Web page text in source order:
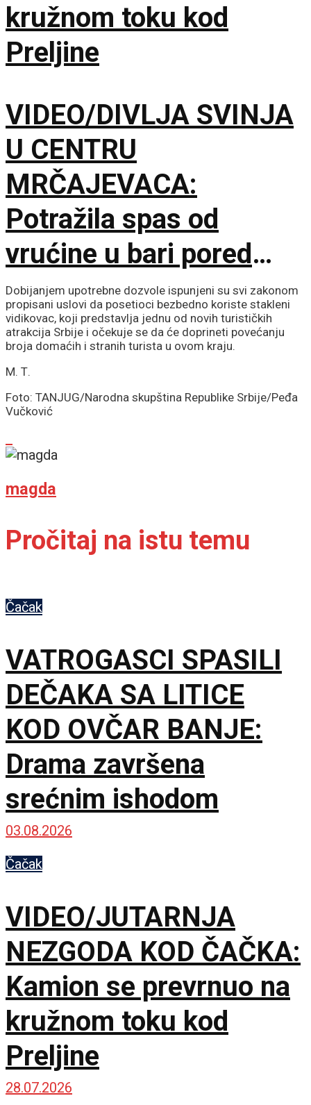
kružnom toku kod
Preljine
VIDEO/DIVLJA SVINJA
U CENTRU
MRČAJEVACA:
Potražila spas od
vrućine u bari pored
Ibarske magistrale
Dobijanjem upotrebne dozvole ispunjeni su svi zakonom
propisani uslovi da posetioci bezbedno koriste stakleni
vidikovac, koji predstavlja jednu od novih turističkih
atrakcija Srbije i očekuje se da će doprineti povećanju
broja domaćih i stranih turista u ovom kraju.
М. Т.
Foto: TANJUG/Narodna skupština Republike Srbije/Peđa
Vučković
magda
Pročitaj na istu temu
Čačak
VATROGASCI SPASILI
DEČAKA SA LITICE
KOD OVČAR BANJE:
Drama završena
srećnim ishodom
03.08.2026
Čačak
VIDEO/JUTARNJA
NEZGODA KOD ČAČKA:
Kamion se prevrnuo na
kružnom toku kod
Preljine
28.07.2026